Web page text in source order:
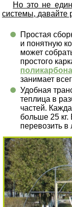
Но это не
системы, давайте
Простая
и понятную
может
простого
занимает
Удобная
теплица в
частей.
больше 25 кг.
перевозить в